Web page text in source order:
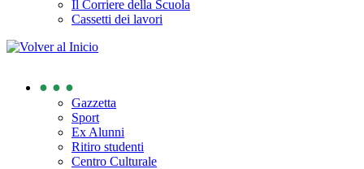
Il Corriere della Scuola
Cassetti dei lavori
● ● ●
Gazzetta
Sport
Ex Alunni
Ritiro studenti
Centro Culturale